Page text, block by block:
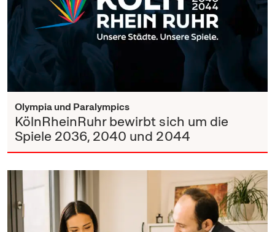
Olympia und Paralympics
KölnRheinRuhr bewirbt sich um die
Spiele 2036, 2040 und 2044